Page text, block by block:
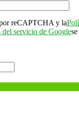
reCAPTCHA y la
del servicio de Google